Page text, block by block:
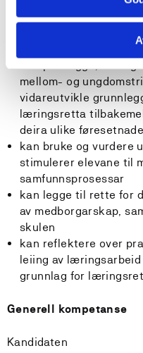
kan finne, vurdere og
og bruke dette i eige
elevane sin kritiske
mellom- og
vidareutvikle
læringsretta
deira ulike
kan bruke og vurdere
stimulerer elevane til
samfunnsprosessar
kan legge til rette for
av medborgarskap,
skulen
kan reflektere over
leiing av
grunnlag for
Generell kompetanse
Kandidaten